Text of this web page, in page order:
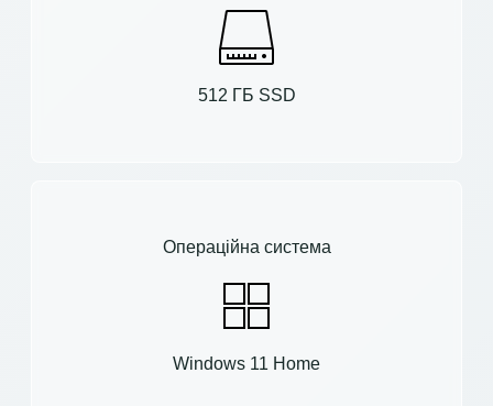
512 ГБ SSD
Операційна система
Windows 11 Home